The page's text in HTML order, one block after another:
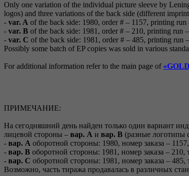
Only one variation of the individual picture sleeve by
logos) and three variations of the back side (different
- var. A of the back side: 1980, order # – 1157, printing
- var. B of the back side: 1981, order # – 210, printing run
- var. C of the back side: 1981, order # – 485, printing run
Possibly some batch of EP copies was sold in various
For additional information refer to the main page of
ПРИМЕЧАНИЕ:
На сегодняшний день найден только один вариант
лицевой стороны – вар. A и вар. B (разные логотипы
- вар. A оборотной стороны: 1980, номер заказа –
- вар. B оборотной стороны: 1981, номер заказа –
- вар. C оборотной стороны: 1981, номер заказа –
Возможно, часть тиража продавалась в различных